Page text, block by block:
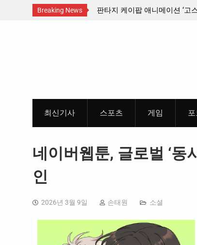
Breaking News
넥트페스티벌 출품 인디
판타지 케이팝 애니메이션 ‘고
최신기사 스포츠 게임
네이버웹툰, 글로벌 ‘동
인
2026년 3월 9일 손태원 소셜